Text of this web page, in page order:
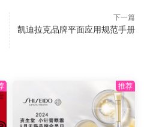
下一篇
凯迪拉克品牌平面应用规范手册